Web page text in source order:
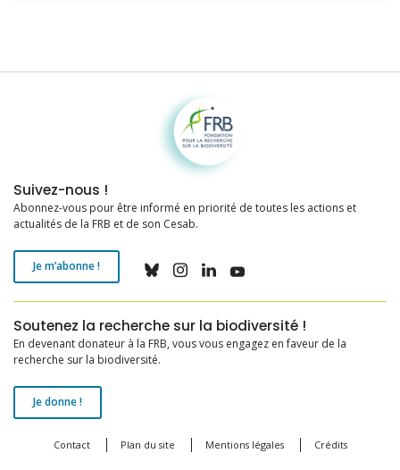
Fondation pour la recherche sur la biodiversité
Suivez-nous !
Abonnez-vous pour être informé en priorité de toutes les actions et
actualités de la FRB et de son Cesab.
Je m’abonne !
Soutenez la recherche sur la biodiversité !
En devenant donateur à la FRB, vous vous engagez en faveur de la
recherche sur la biodiversité.
Je donne !
Contact Plan du site Mentions légales Crédits